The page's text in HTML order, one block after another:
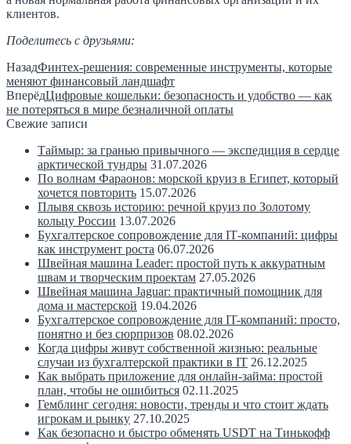
клиентов.
Поделитесь с друзьями:
НазадФинтех-решения: современные инструменты, которые
меняют финансовый ландшафт
ВперёдЦифровые кошельки: безопасность и удобство — как
не потеряться в мире безналичной оплаты
Свежие записи
Таймыр: за гранью привычного — экспедиция в сердце
арктической тундры 31.07.2026
По волнам Фараонов: морской круиз в Египет, который
хочется повторить 15.07.2026
Плывя сквозь историю: речной круиз по Золотому
кольцу России 13.07.2026
Бухгалтерское сопровождение для IT‑компаний: цифры
как инструмент роста 06.07.2026
Швейная машина Leader: простой путь к аккуратным
швам и творческим проектам 27.05.2026
Швейная машина Jaguar: практичный помощник для
дома и мастерской 19.04.2026
Бухгалтерское сопровождение для IT-компаний: просто,
понятно и без сюрпризов 08.02.2026
Когда цифры живут собственной жизнью: реальные
случаи из бухгалтерской практики в IT 26.12.2025
Как выбрать приложение для онлайн-займа: простой
план, чтобы не ошибиться 02.11.2025
Гемблинг сегодня: новости, тренды и что стоит ждать
игрокам и рынку 27.10.2025
Как безопасно и быстро обменять USDT на Тинькофф